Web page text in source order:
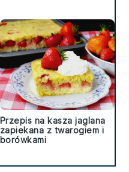
Przepis na kasza jaglana
zapiekana z twarogiem i
borówkami